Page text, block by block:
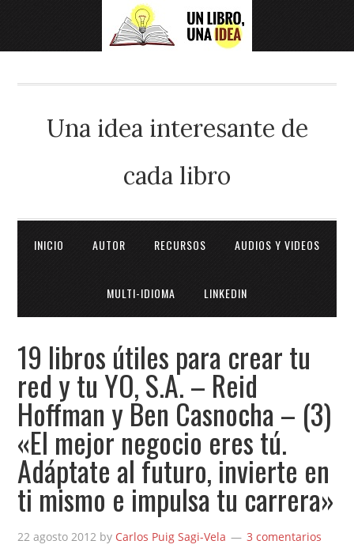
Una idea interesante de
cada libro
INICIO AUTOR RECURSOS AUDIOS Y VIDEOS
MULTI-IDIOMA LINKEDIN
19 libros útiles para crear tu
red y tu YO, S.A. – Reid
Hoffman y Ben Casnocha – (3)
«El mejor negocio eres tú.
Adáptate al futuro, invierte en
ti mismo e impulsa tu carrera»
22 agosto 2012 by Carlos Puig Sagi-Vela 3 comentarios